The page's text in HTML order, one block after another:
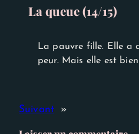
La queue (14/15)
La pauvre fille. Elle a
peur. Mais elle est
Suivant
»
de votre
visite. Si vous
certaines
fonctionnalités
disparaîtront